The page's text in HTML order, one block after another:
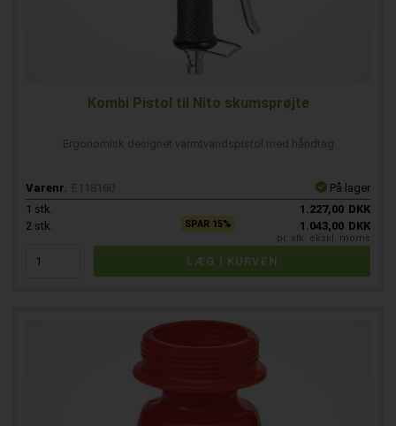
Kombi Pistol til Nito skumsprøjte
Ergonomisk designet varmtvandspistol med håndtag
Varenr. E118160
På lager
1 stk. 1.227,00 DKK
2 stk. SPAR 15% 1.043,00 DKK
pr. stk. ekskl. moms